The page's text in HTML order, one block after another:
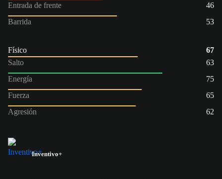
Entrada de frente
46
Barrida
53
Físico
67
Salto
63
Energía
75
Fuerza
65
Agresión
62
Inventivo+